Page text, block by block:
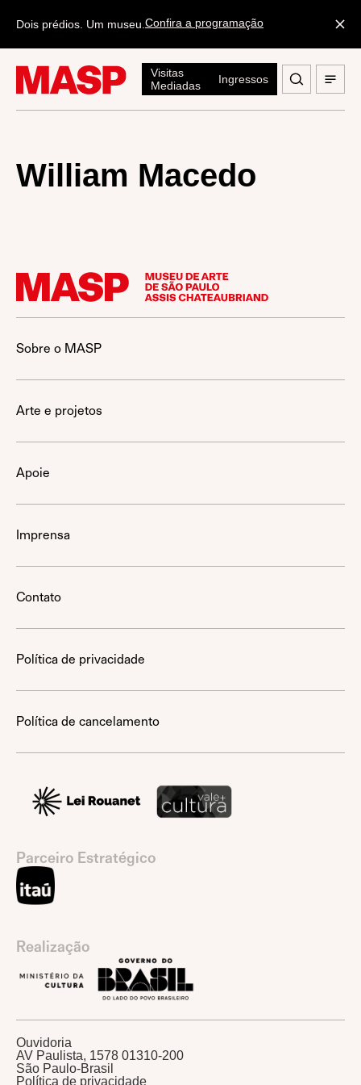
Dois prédios. Um museu. Confira a programação
Visitas
Mediadas
Ingressos
William Macedo
Sobre o MASP
Arte e projetos
Apoie
Imprensa
Contato
Política de privacidade
Política de cancelamento
Parceiro Estratégico
Realização
Ouvidoria
AV Paulista, 1578 01310-200
São Paulo-Brasil
Política de privacidade